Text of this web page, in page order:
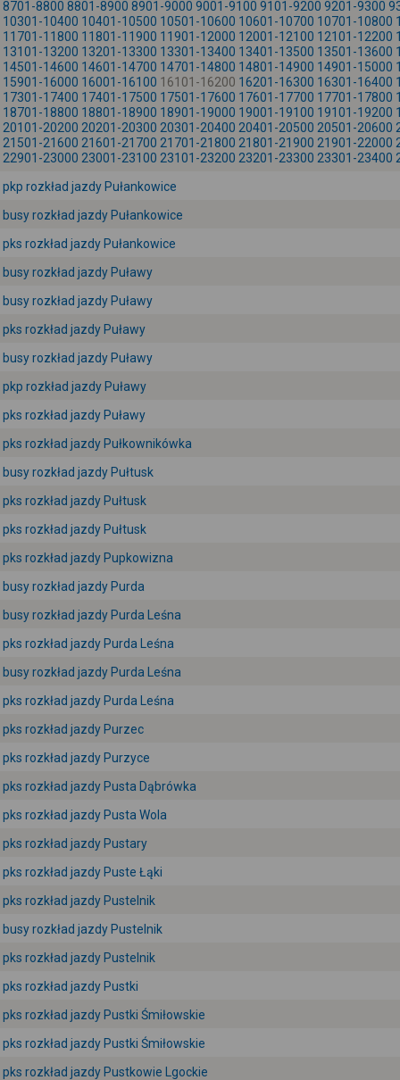
8701-8800 8801-8900 8901-9000 9001-9100 9101-9200 9201-9300
10301-10400 10401-10500 10501-10600 10601-10700 10701-10800
11701-11800 11801-11900 11901-12000 12001-12100 12101-12200
13101-13200 13201-13300 13301-13400 13401-13500 13501-13600
14501-14600 14601-14700 14701-14800 14801-14900 14901-15000
15901-16000 16001-16100 16101-16200 16201-16300 16301-16400
17301-17400 17401-17500 17501-17600 17601-17700 17701-17800
18701-18800 18801-18900 18901-19000 19001-19100 19101-19200
20101-20200 20201-20300 20301-20400 20401-20500 20501-20600
21501-21600 21601-21700 21701-21800 21801-21900 21901-22000
22901-23000 23001-23100 23101-23200 23201-23300 23301-23400
pkp rozkład jazdy Pułankowice
busy rozkład jazdy Pułankowice
pks rozkład jazdy Pułankowice
busy rozkład jazdy Puławy
busy rozkład jazdy Puławy
pks rozkład jazdy Puławy
busy rozkład jazdy Puławy
pkp rozkład jazdy Puławy
pks rozkład jazdy Puławy
pks rozkład jazdy Pułkownikówka
busy rozkład jazdy Pułtusk
pks rozkład jazdy Pułtusk
pks rozkład jazdy Pułtusk
pks rozkład jazdy Pupkowizna
busy rozkład jazdy Purda
busy rozkład jazdy Purda Leśna
pks rozkład jazdy Purda Leśna
busy rozkład jazdy Purda Leśna
pks rozkład jazdy Purda Leśna
pks rozkład jazdy Purzec
pks rozkład jazdy Purzyce
pks rozkład jazdy Pusta Dąbrówka
pks rozkład jazdy Pusta Wola
pks rozkład jazdy Pustary
pks rozkład jazdy Puste Łąki
pks rozkład jazdy Pustelnik
busy rozkład jazdy Pustelnik
pks rozkład jazdy Pustelnik
pks rozkład jazdy Pustki
pks rozkład jazdy Pustki Śmiłowskie
pks rozkład jazdy Pustki Śmiłowskie
pks rozkład jazdy Pustkowie Lgockie